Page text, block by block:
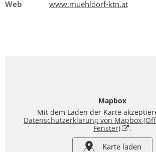
Web
www.muehldorf-ktn.at
Mapbox
Mit dem Laden der Karte
Datenschutzerklärung von Mapbox
Fenster)
.
Karte laden